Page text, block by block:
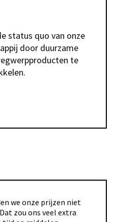
status quo van onze
door duurzame
te
we onze prijzen niet
zou ons veel extra